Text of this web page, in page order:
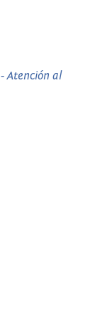
Atención al